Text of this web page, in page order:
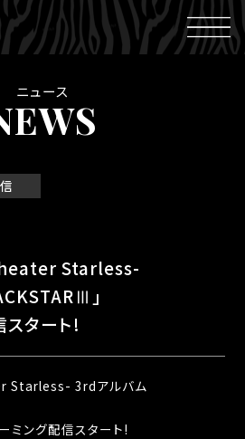
ニュース
Starless-
」
スタート!
Starless- 3rdアルバム
ミング配信スタート!